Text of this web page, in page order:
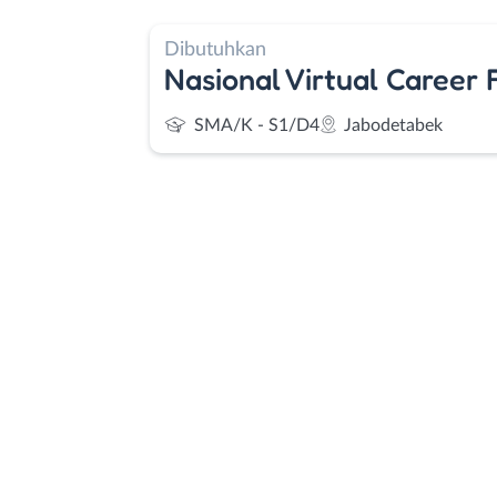
Dibutuhkan
Nasional Virtual Career
SMA/K - S1/D4 Jabodetabek